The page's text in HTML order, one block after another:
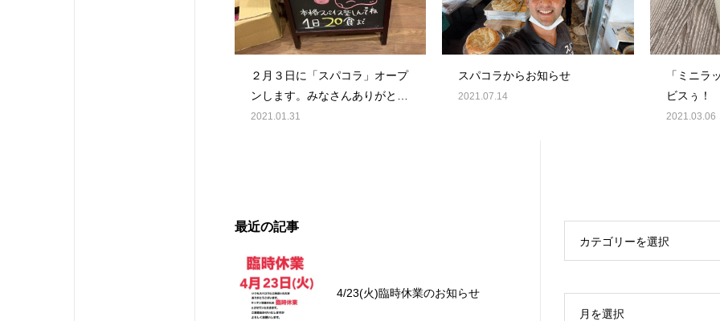
２月３日に「スパコラ」オープ
ンします。みなさんありがと
う！
2021.01.31
スパコラからお知らせ
2021.07.14
「ミニラ
ビスぅ！
2021.03.06
最近の記事
4/23(火)臨時休業のお知らせ
カテゴリーを選択
月を選択